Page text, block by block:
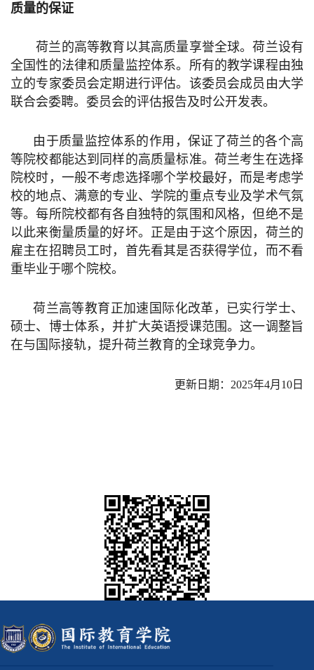
质量的保证
荷兰的高等教育以其高质量享誉全球。荷兰设有
全国性的法律和质量监控体系。所有的教学课程由独
立的专家委员会定期进行评估。该委员会成员由大学
联合会委聘。委员会的评估报告及时公开发表。
由于质量监控体系的作用，保证了荷兰的各个高
等院校都能达到同样的高质量标准。荷兰考生在选择
院校时，一般不考虑选择哪个学校最好，而是考虑学
校的地点、满意的专业、学院的重点专业及学术气氛
等。每所院校都有各自独特的氛围和风格，但绝不是
以此来衡量质量的好坏。正是由于这个原因，荷兰的
雇主在招聘员工时，首先看其是否获得学位，而不看
重毕业于哪个院校。
荷兰高等教育正加速国际化改革，已实行学士、
硕士、博士体系，并扩大英语授课范围。这一调整旨
在与国际接轨，提升荷兰教育的全球竞争力。
更新日期：2025年4月10日